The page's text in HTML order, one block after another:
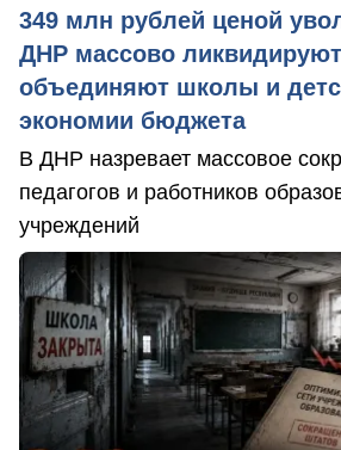
349 млн рублей ценой
ДНР массово
объединяют школы и
экономии бюджета
В ДНР назревает массовое
педагогов и работников
учреждений